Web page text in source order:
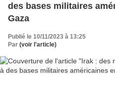
des bases militaires
Gaza
Publié le 10/11/2023 à 13:25
Par (voir l'article)